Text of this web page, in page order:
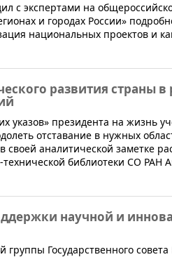
с экспертами на
и городах России»
национальных проектов и
развития страны в
указов» президента на жизнь
отставание в нужных
аналитической заметке
библиотеки СО РАН
научной и
Государственного